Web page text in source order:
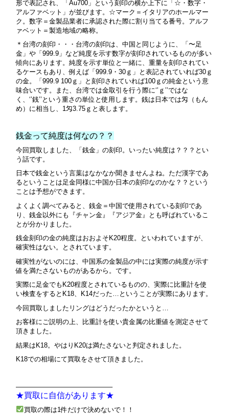
形で表記され、「Au700」という刻印の横か上下に「☆・数字・
アルファベット」が並びます。☆マーク＝イタリアのホールマー
ク。数字＝金製品業者に承認された際に割り当てる番号。アルフ
ァベット＝製造地域の略称。
＊台湾の刻印・・・台湾の刻印は、中国と同じように、「〜足
金」や「999.9」など純度を示す数字が刻印されているものが多い
傾向にあります。純度を示す単位と一緒に、重量を刻印されてい
るケースもあり、例えば「999.9・30ｇ」と表記されていれば30ｇ
の金。「999.9 100ｇ」と刻印されていれば100ｇの純金という意
味合いです。また、台湾では金取引を行う際に‘’ｇ’’ではな
く、‘’銭’’という重さの単位と使用します。銭は日本では匁（もん
め）に相当し、1匁3.75ｇと表します。
銭金って純度は何なの？？
今回買取しました、「銭金」の刻印。いったい純度は？？？とい
う話です。
日本で銭金という言葉はなかなか聞きませんよね。ただ漢字であ
るということは足金同様に中国か日本の刻印なのかな？？という
ことは予想ができます。
よくよく調べてみると、銭金＝中国で使用されている刻印であ
り、銭金以外にも『チャン金』『アジア金』とも呼ばれているこ
とが分かりました。
銭金刻印の金の純度はおおよそK20程度。といわれていますが、
確実性はない。とされています。
確実性がないのには、中国系の金製品の中には実際の純度が示す
値を満たさないものがあるから。です。
実際に足金でもK20程度とされているものの、実際に比重計を使
い検査をするとK18、K14だった…ということが実際にあります。
今回買取しましたリングはどうだったかというと…
お客様にご説明の上、比重計を使い貴金属の比重値を測定させて
頂きました。
結果はK18。やはりK20は満たさないと判定されました。
K18での相場にて買取をさせて頂きました。
——————————————–
★買取に自信があります★
買取の際は1件だけで決めないで！！